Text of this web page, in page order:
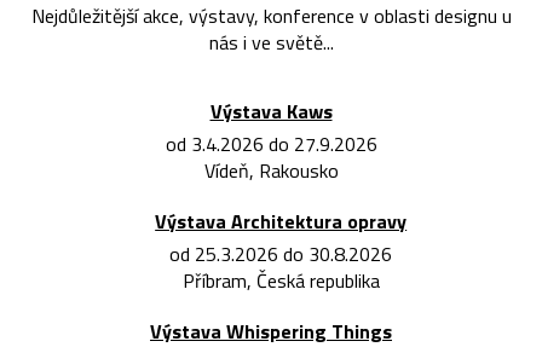
Nejdůležitější akce, výstavy, konference v oblasti designu u
nás i ve světě...
Výstava Kaws
od 3.4.2026 do 27.9.2026
Vídeň, Rakousko
Výstava Architektura opravy
od 25.3.2026 do 30.8.2026
Příbram, Česká republika
Výstava Whispering Things